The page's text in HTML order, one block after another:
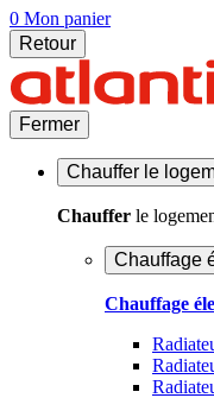
0 Mon panier
Retour
Fermer
Chauffer le
Chauffer le
Chauffage
Chauffage